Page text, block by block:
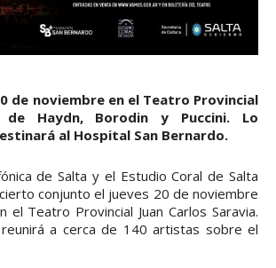
de noviembre en el Teatro Provincial
de Haydn, Borodin y Puccini. Lo
al Hospital San Bernardo.
de Salta y el Estudio Coral de Salta
conjunto el jueves 20 de noviembre
el Teatro Provincial Juan Carlos Saravia.
a cerca de 140 artistas sobre el